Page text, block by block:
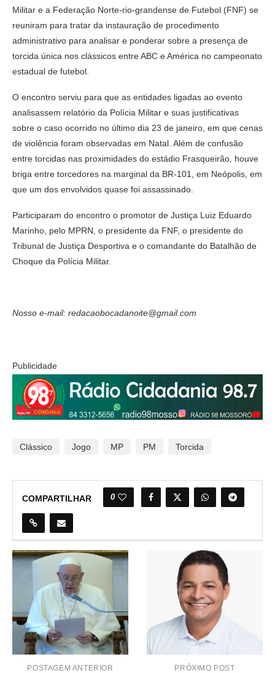
Militar e a Federação Norte-rio-grandense de Futebol (FNF) se
reuniram para tratar da instauração de procedimento
administrativo para analisar e ponderar sobre a presença de
torcida única nos clássicos entre ABC e América no campeonato
estadual de futebol.
O encontro serviu para que as entidades ligadas ao evento
analisassem relatório da Polícia Militar e suas justificativas
sobre o caso ocorrido no último dia 23 de janeiro, em que cenas
de violência foram observadas em Natal. Além de confusão
entre torcidas nas proximidades do estádio Frasqueirão, houve
briga entre torcedores na marginal da BR-101, em Neópolis, em
que um dos envolvidos quase foi assassinado.
Participaram do encontro o promotor de Justiça Luiz Eduardo
Marinho, pelo MPRN, o presidente da FNF, o presidente do
Tribunal de Justiça Desportiva e o comandante do Batalhão de
Choque da Polícia Militar.
Nosso e-mail: redacaobocadanoite@gmail.com
Publicidade
Clássico Jogo MP PM Torcida
COMPARTILHAR 0
POSTAGEM ANTERIOR PRÓXIMO POST